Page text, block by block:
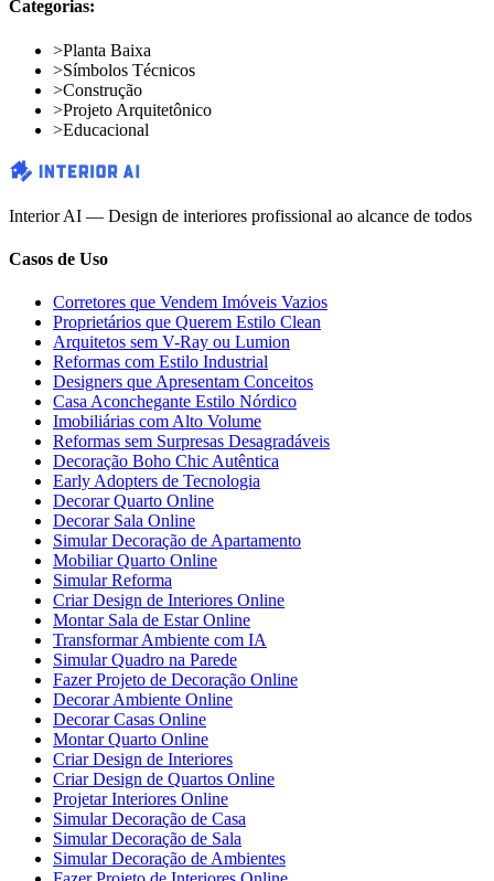
Categorias:
>Planta Baixa
>Símbolos Técnicos
>Construção
>Projeto Arquitetônico
>Educacional
Interior AI — Design de interiores profissional ao alcance de todos
Casos de Uso
Corretores que Vendem Imóveis Vazios
Proprietários que Querem Estilo Clean
Arquitetos sem V-Ray ou Lumion
Reformas com Estilo Industrial
Designers que Apresentam Conceitos
Casa Aconchegante Estilo Nórdico
Imobiliárias com Alto Volume
Reformas sem Surpresas Desagradáveis
Decoração Boho Chic Autêntica
Early Adopters de Tecnologia
Decorar Quarto Online
Decorar Sala Online
Simular Decoração de Apartamento
Mobiliar Quarto Online
Simular Reforma
Criar Design de Interiores Online
Montar Sala de Estar Online
Transformar Ambiente com IA
Simular Quadro na Parede
Fazer Projeto de Decoração Online
Decorar Ambiente Online
Decorar Casas Online
Montar Quarto Online
Criar Design de Interiores
Criar Design de Quartos Online
Projetar Interiores Online
Simular Decoração de Casa
Simular Decoração de Sala
Simular Decoração de Ambientes